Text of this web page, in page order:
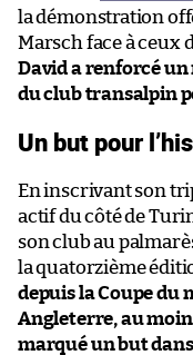
la démonstration
Marsch face à ceux
David a renforcé un
du club transalpin
Un but pour
En inscrivant son
actif du côté de
son club au
la quatorzième
depuis la Coupe du
Angleterre, au
marqué un but